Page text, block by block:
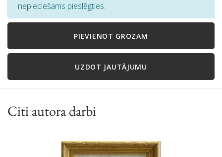
nepieciešams pieslēgties.
PIEVIENOT GROZAM
UZDOT JAUTĀJUMU
Citi autora darbi